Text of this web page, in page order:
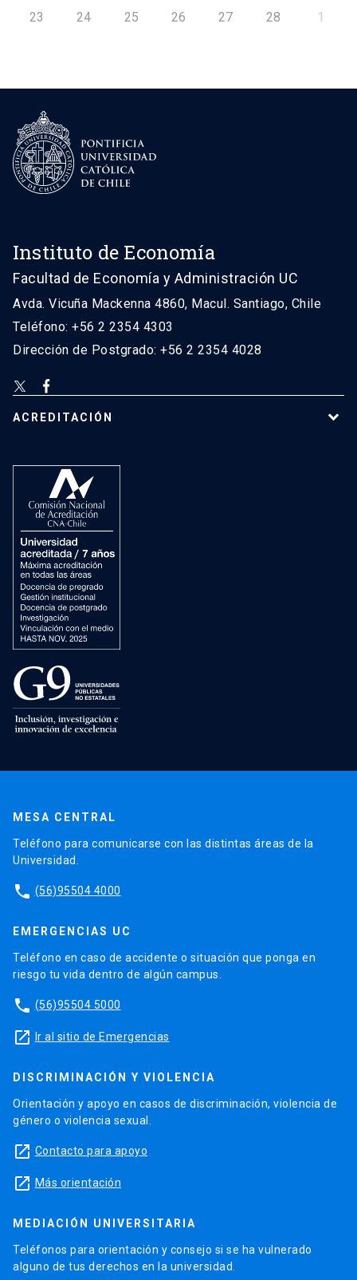
23 24 25 26 27 28 1
Instituto de Economía
Facultad de Economía y Administración UC
Avda. Vicuña Mackenna 4860, Macul. Santiago, Chile
Teléfono: +56 2 2354 4303
Dirección de Postgrado: +56 2 2354 4028
ACREDITACIÓN
MESA CENTRAL
Teléfono para comunicarse con las distintas áreas de la
Universidad.
phone (56)95504 4000
EMERGENCIAS UC
Teléfono en caso de accidente o situación que ponga en
riesgo tu vida dentro de algún campus.
phone (56)95504 5000
launch Ir al sitio de Emergencias
DISCRIMINACIÓN Y VIOLENCIA
Orientación y apoyo en casos de discriminación, violencia de
género o violencia sexual.
launch Contacto para apoyo
launch Más orientación
MEDIACIÓN UNIVERSITARIA
Teléfonos para orientación y consejo si se ha vulnerado
alguno de tus derechos en la universidad.